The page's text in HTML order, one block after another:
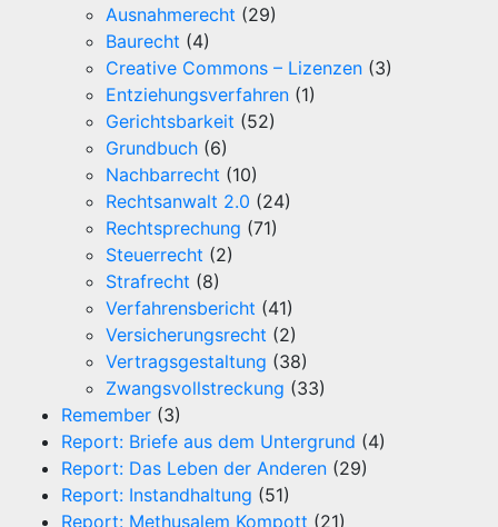
Ausnahmerecht (29)
Baurecht (4)
Creative Commons – Lizenzen (3)
Entziehungsverfahren (1)
Gerichtsbarkeit (52)
Grundbuch (6)
Nachbarrecht (10)
Rechtsanwalt 2.0 (24)
Rechtsprechung (71)
Steuerrecht (2)
Strafrecht (8)
Verfahrensbericht (41)
Versicherungsrecht (2)
Vertragsgestaltung (38)
Zwangsvollstreckung (33)
Remember (3)
Report: Briefe aus dem Untergrund (4)
Report: Das Leben der Anderen (29)
Report: Instandhaltung (51)
Report: Methusalem Kompott (21)